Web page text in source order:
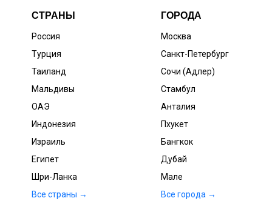
СТРАНЫ
Россия
Турция
Таиланд
Мальдивы
ОАЭ
Индонезия
Израиль
Египет
Шри-Ланка
Все страны →
ГОРОДА
Москва
Санкт-Петербург
Сочи (Адлер)
Стамбул
Анталия
Пхукет
Бангкок
Дубай
Мале
Все города →